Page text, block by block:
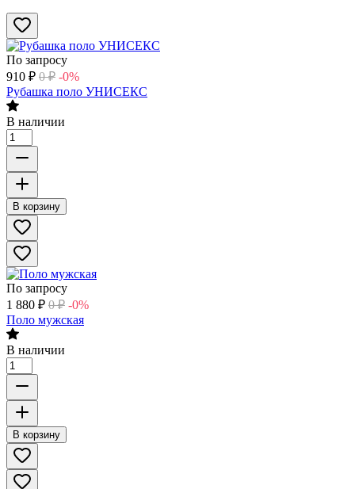
По запросу
910 ₽ 0 ₽ -0%
Рубашка поло УНИСЕКС
В наличии
В корзину
По запросу
1 880 ₽ 0 ₽ -0%
Поло мужская
В наличии
В корзину